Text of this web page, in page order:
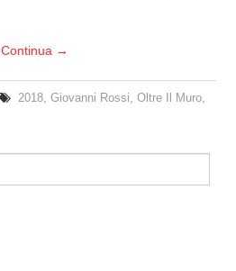
Continua →
2018, Giovanni Rossi, Oltre Il Muro,